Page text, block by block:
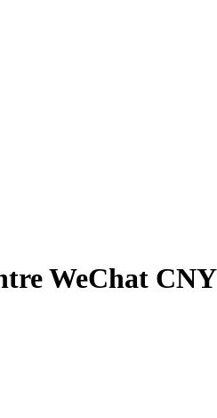
WeChat